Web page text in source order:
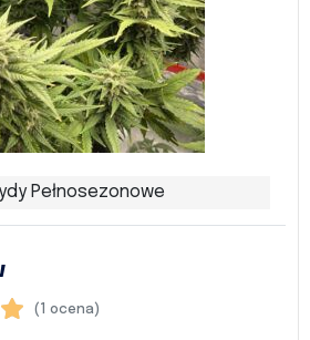
Pełnosezonowe
(1 ocena)